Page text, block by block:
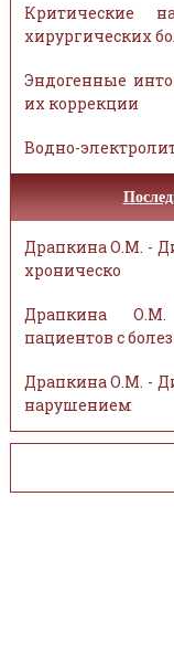
Критические
хирургических
Эндогенные
их коррекции
Водно-
Драпкина О.М. -
хроническо
Драпкина
пациентов с
Драпкина О.М. -
нарушением